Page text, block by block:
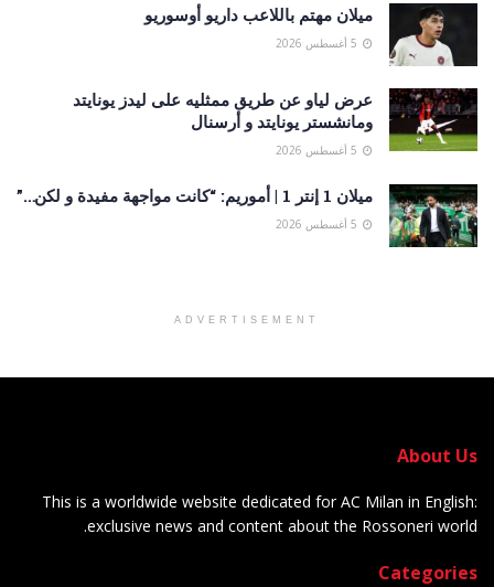
ميلان مهتم باللاعب داريو أوسوريو
عرض لياو عن طريق ممثليه على ليدز يونايتد
ومانشستر يونايتد و أرسنال
ميلان 1 إنتر 1 | أموريم: “كانت مواجهة مفيدة و لكن…”
ADVERTISEMENT
About Us
This is a worldwide website dedicated for AC Milan in English:
exclusive news and content about the Rossoneri world.
Categories